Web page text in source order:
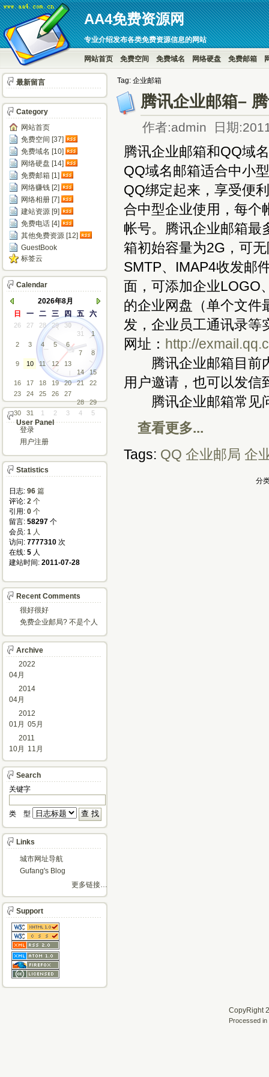
AA4免费资源网
专业介绍发布各类免费资源信息的网站
网站首页 免费空间 免费域名 网络硬盘 免费邮箱
Tag: 企业邮箱
腾讯企业邮箱–
作者:admin 日期
腾讯企业邮箱和QQ域
QQ域名邮箱适合中小
QQ绑定起来，享受便
合中型企业使用，每个
帐号。腾讯企业邮箱最
箱初始容量为2G，可
SMTP、IMAP4收发邮
面，可添加企业LOGO
的企业网盘（单个文件
发，企业员工通讯录等
网址： http://
腾讯企业邮箱目前内
用户邀请，也可以发信
腾讯企业邮箱常见
查看更多...
Tags: QQ 企业邮局 企
分
最新留言
Category
网站首页
免费空间 [37]
免费域名 [10]
网络硬盘 [14]
免费邮箱 [1]
网络赚钱 [2]
网络相册 [7]
建站资源 [9]
免费电话 [4]
其他免费资源 [12]
GuestBook
标签云
Calendar
2026年8月
日
一 二 三 四 五 六
26 27 28 29
30
31
1
2
3 4 5
6
7
8
9
10 11 12
13
14
15
16
17 18 19 20 21
22
23
24 25 26
27
28
29
30
31 1 2 3 4 5
User Panel
登录
用户注册
Statistics
日志: 96 篇
评论: 2 个
引用: 0 个
留言: 58297 个
会员: 1 人
访问: 7777310 次
在线: 5 人
建站时间: 2011-07-28
Recent Comments
很好很好
免费企业邮局? 不是个人
Archive
2022
04月
2014
04月
2012
01月 05月
2011
10月
11月
Search
关键字
类 型
Links
城市网址导航
Gufang's Blog
更多链接…
Support
CopyRight
Processed in